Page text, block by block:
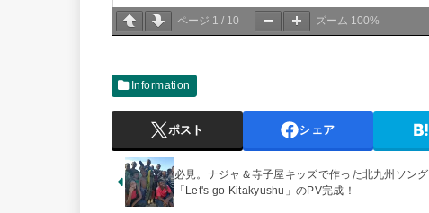
ページ 1 / 10 ズーム 100%
Information
ポスト シェア
必見。ナジャ＆寺子屋キッズで作った北九州ソング
「Let's go Kitakyushu」のPV完成！